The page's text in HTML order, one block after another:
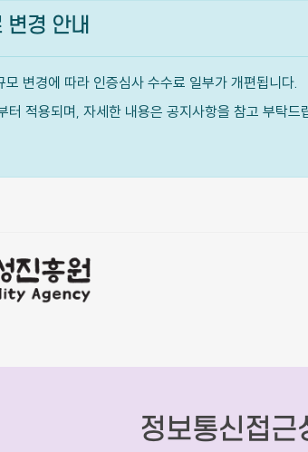
변경 안내
변경에 따라 인증심사 수수료 일부가 개편됩니다.
적용되며, 자세한 내용은 공지사항을 참고 부탁드
정보통신접